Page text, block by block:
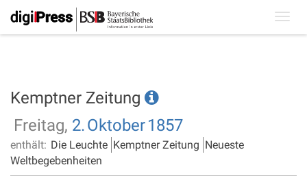
Kemptner Zeitung
Freitag, 2.Oktober1857
enthält: Die Leuchte Kemptner Zeitung Neueste
Weltbegebenheiten